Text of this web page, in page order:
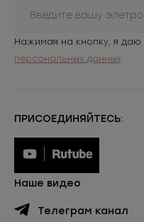
Нажимая на кнопку, я даю
персональных данных
ПРИСОЕДИНЯЙТЕСЬ:
Наше видео
Телеграм канал